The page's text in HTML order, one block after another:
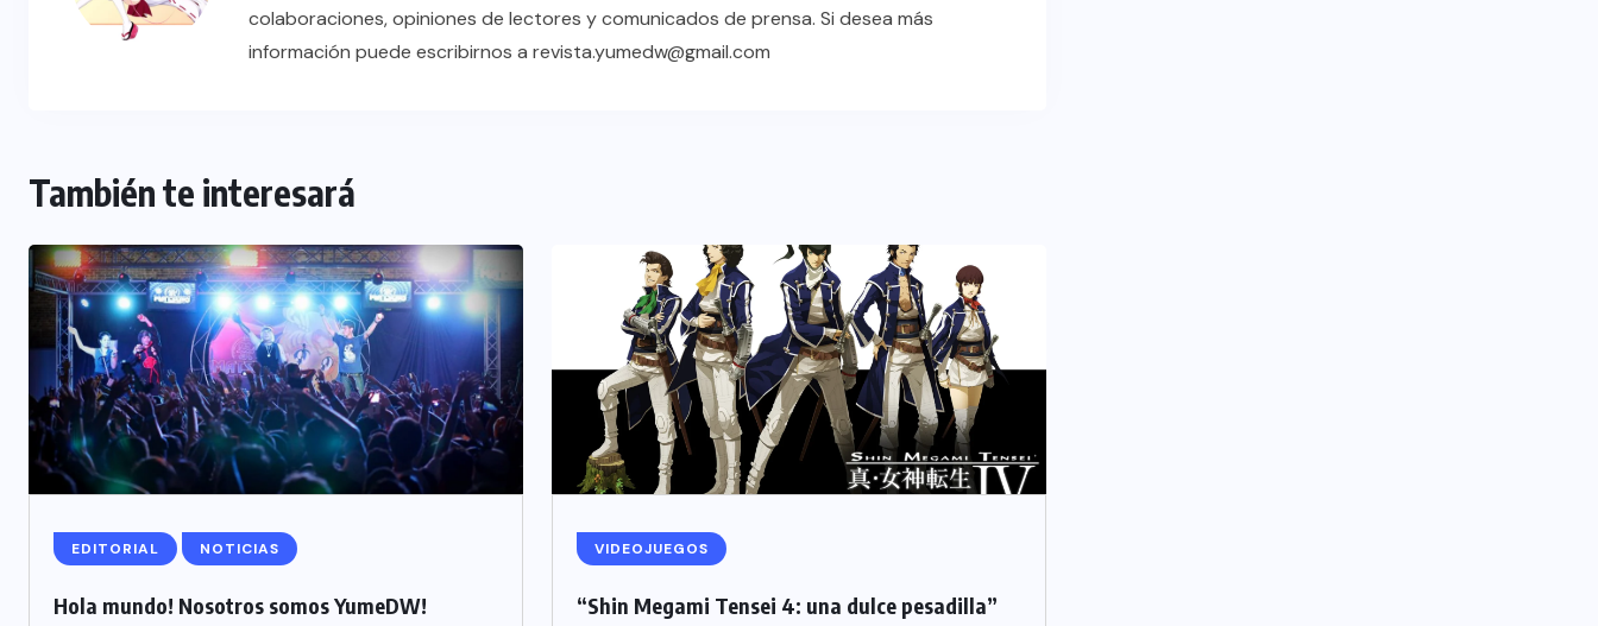
colaboraciones, opiniones de lectores y comunicados de prensa. Si desea más
información puede escribirnos a revista.yumedw@gmail.com
También te interesará
EDITORIAL NOTICIAS
Hola mundo! Nosotros somos YumeDW!
VIDEOJUEGOS
“Shin Megami Tensei 4: una dulce pesadilla”